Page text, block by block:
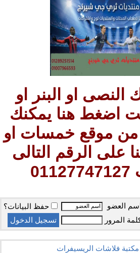
النصى او البنر او
اضغط هنا يمكنك
من موقع خمسات او
على الرقم التالى
العضو
حفظ البيانات؟
المرور
مكتبة فلاشات الريسيفرات